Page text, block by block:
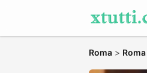
Roma > Roma